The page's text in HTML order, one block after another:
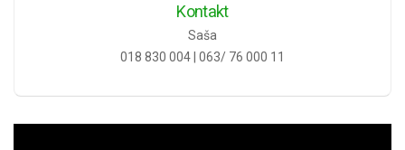
Kontakt
Saša
018 830 004 | 063/ 76 000 11